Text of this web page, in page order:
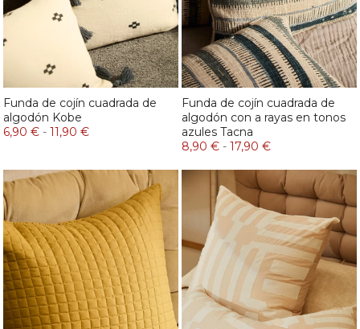
Funda de cojín cuadrada de
algodón Kobe
6,90 € - 11,90 €
Funda de cojín cuadrada de
algodón con a rayas en tonos
azules Tacna
8,90 € - 17,90 €